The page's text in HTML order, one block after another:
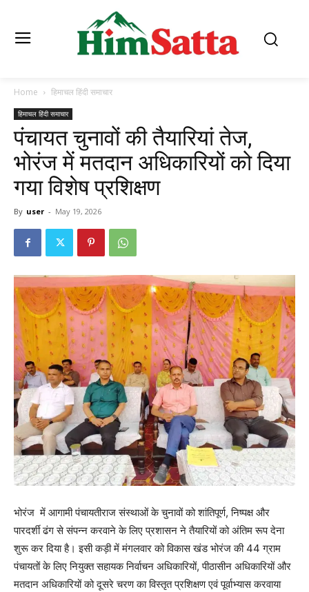
Home हिमाचल हिंदी समाचार
हिमाचल हिंदी समाचार
पंचायत चुनावों की तैयारियां तेज,
भोरंज में मतदान अधिकारियों को दिया
गया विशेष प्रशिक्षण
By user - May 19, 2026
भोरंज में आगामी पंचायतीराज संस्थाओं के चुनावों को शांतिपूर्ण, निष्पक्ष और
पारदर्शी ढंग से संपन्न करवाने के लिए प्रशासन ने तैयारियों को अंतिम रूप देना
शुरू कर दिया है। इसी कड़ी में मंगलवार को विकास खंड भोरंज की 44 ग्राम
पंचायतों के लिए नियुक्त सहायक निर्वाचन अधिकारियों, पीठासीन अधिकारियों और
मतदान अधिकारियों को दूसरे चरण का विस्तृत प्रशिक्षण एवं पूर्वाभ्यास करवाया